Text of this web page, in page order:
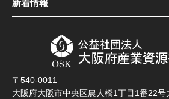
新着情報
〒540-0011
大阪府大阪市中央区農人橋1丁目1番22号